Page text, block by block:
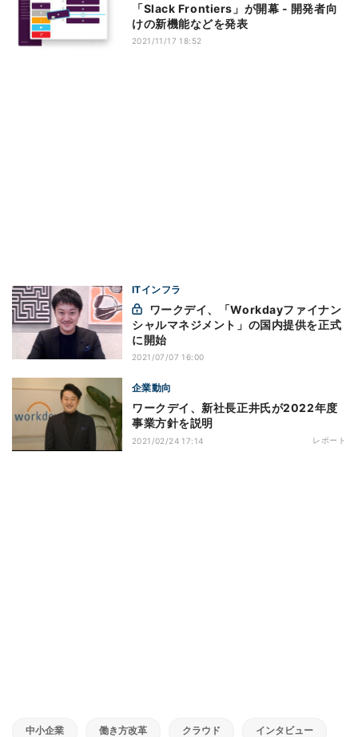
「Slack Frontiers」が開幕 - 開発者向
けの新機能などを発表
2021/11/17 18:52
ITインフラ
シャルマネジメント」の国内提供を正式
に開始
2021/07/07 16:00
企業動向
ワークデイ、新社長正井氏が2022年度
事業方針を説明
2021/02/24 17:14 レポート
中小企業 働き方改革 クラウド インタビュー